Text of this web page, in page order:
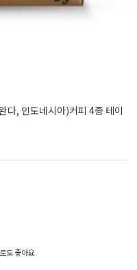
다, 인도네시아)커피 4종 테이
도 좋아요